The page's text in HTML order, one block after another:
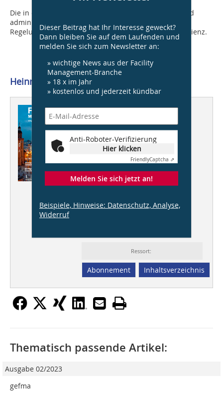
Die in der Richtlinie aufgeführten Artikel 19 bis 31 sind
administrativer Natur und enthalten keine relevanten
Regelungen zur Verbesserung der Gesamtenergieeffizienz.
Heinrich Timm, 19273 Tripkau
Dieser Artikel erschien in
FM 01/2011
Der FM-Markt 2011
Strategische
Immobilienentwicklung
Ressort:
Abonnement Inhaltsverzeichnis
Dieser Beitrag hat Ihr Interesse geweckt?
Dann bleiben Sie auf dem Laufenden und
melden Sie sich zum Newsletter an:
» wichtige News aus der Facility
Management-Branche
» 18 x im Jahr
» kostenlos und jederzeit kündbar
Anti-Roboter-Verifizierung
Hier klicken
FriendlyCaptcha ⇗
Melden Sie sich jetzt an!
Beispiele, Hinweise: Datenschutz, Analyse,
Widerruf
Thematisch passende Artikel:
Ausgabe 02/2023
gefma